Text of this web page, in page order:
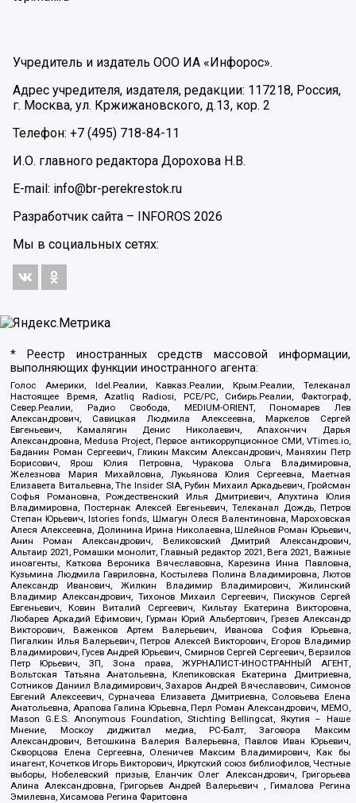
Учредитель и издатель ООО ИА «Инфорос».
Адрес учредителя, издателя, редакции: 117218, Россия,
г. Москва, ул. Кржижановского, д.13, кор. 2
Телефон: +7 (495) 718-84-11
И.О. главного редактора Дорохова Н.В.
E-mail: info@br-perekrestok.ru
Разработчик сайта –
INFOROS 2026
Мы в социальных сетях:
* Реестр иностранных средств массовой информации,
выполняющих функции иностранного агента:
Голос Америки, Idel.Реалии, Кавказ.Реалии, Крым.Реалии, Телеканал
Настоящее Время, Azatliq Radiosi, PCE/PC, Сибирь.Реалии, Фактограф,
Север.Реалии, Радио Свобода, MEDIUM-ORIENT, Пономарев Лев
Александрович, Савицкая Людмила Алексеевна, Маркелов Сергей
Евгеньевич, Камалягин Денис Николаевич, Апахончич Дарья
Александровна, Medusa Project, Первое антикоррупционное СМИ, VTimes.io,
Баданин Роман Сергеевич, Гликин Максим Александрович, Маняхин Петр
Борисович, Ярош Юлия Петровна, Чуракова Ольга Владимировна,
Железнова Мария Михайловна, Лукьянова Юлия Сергеевна, Маетная
Елизавета Витальевна, The Insider SIA, Рубин Михаил Аркадьевич, Гройсман
Софья Романовна, Рождественский Илья Дмитриевич, Апухтина Юлия
Владимировна, Постернак Алексей Евгеньевич, Телеканал Дождь, Петров
Степан Юрьевич, Istories fonds, Шмагун Олеся Валентиновна, Мароховская
Алеся Алексеевна, Долинина Ирина Николаевна, Шлейнов Роман Юрьевич,
Анин Роман Александрович, Великовский Дмитрий Александрович,
Альтаир 2021, Ромашки монолит, Главный редактор 2021, Вега 2021, Важные
иноагенты, Каткова Вероника Вячеславовна, Карезина Инна Павловна,
Кузьмина Людмила Гавриловна, Костылева Полина Владимировна, Лютов
Александр Иванович, Жилкин Владимир Владимирович, Жилинский
Владимир Александрович, Тихонов Михаил Сергеевич, Пискунов Сергей
Евгеньевич, Ковин Виталий Сергеевич, Кильтау Екатерина Викторовна,
Любарев Аркадий Ефимович, Гурман Юрий Альбертович, Грезев Александр
Викторович, Важенков Артем Валерьевич, Иванова София Юрьевна,
Пигалкин Илья Валерьевич, Петров Алексей Викторович, Егоров Владимир
Владимирович, Гусев Андрей Юрьевич, Смирнов Сергей Сергеевич, Верзилов
Петр Юрьевич, ЗП, Зона права, ЖУРНАЛИСТ-ИНОСТРАННЫЙ АГЕНТ,
Вольтская Татьяна Анатольевна, Клепиковская Екатерина Дмитриевна,
Сотников Даниил Владимирович, Захаров Андрей Вячеславович, Симонов
Евгений Алексеевич, Сурначева Елизавета Дмитриевна, Соловьева Елена
Анатольевна, Арапова Галина Юрьевна, Перл Роман Александрович, МЕМО,
Mason G.E.S. Anonymous Foundation, Stichting Bellingcat, Якутия – Наше
Мнение, Москоу диджитал медиа, РС-Балт, Заговора Максим
Александрович, Ветошкина Валерия Валерьевна, Павлов Иван Юрьевич,
Скворцова Елена Сергеевна, Оленичев Максим Владимирович, Как бы
инагент, Кочетков Игорь Викторович, Иркутский союз библиофилов, Честные
выборы, Нобелевский призыв, Еланчик Олег Александрович, Григорьева
Алина Александровна, Григорьев Андрей Валерьевич , Гималова Регина
Эмилевна, Хисамова Регина Фаритовна